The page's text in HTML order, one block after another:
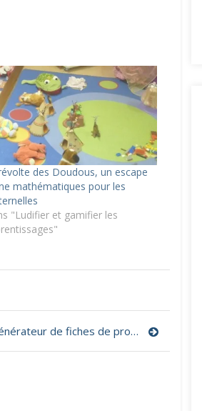
des Doudous, un escape
mathématiques pour les
"Ludifier et gamifier les
Un exerciseur et un générateur de fiches de problèmes